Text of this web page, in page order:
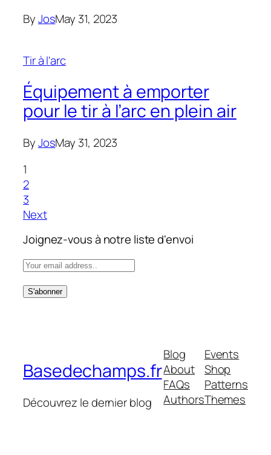
ByJosMay 31, 2023
Tir à l'arc
Équipement à emporter
pour le tir à l’arc en plein air
ByJosMay 31, 2023
1
2
3
Next
Joignez-vous à notre liste d'envoi
Basedechamps.fr
Découvrez le dernier blog
Blog
About
FAQs
Authors
Events
Shop
Patterns
Themes